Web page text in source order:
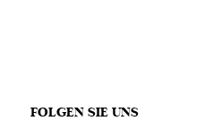
FOLGEN SIE UNS